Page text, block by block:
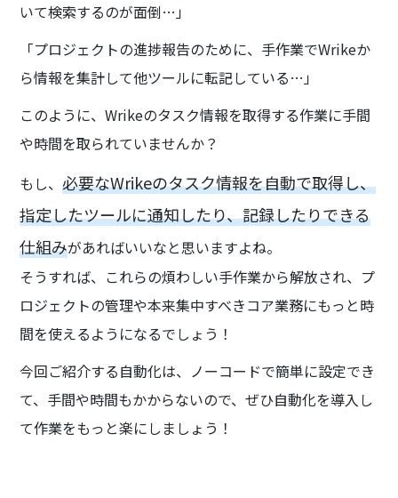
いて検索するのが面倒…」
「プロジェクトの進捗報告のために、手作業でWrikeか
ら情報を集計して他ツールに転記している…」
このように、Wrikeのタスク情報を取得する作業に手間
や時間を取られていませんか？
もし、必要なWrikeのタスク情報を自動で取得し、
指定したツールに通知したり、記録したりできる
仕組みがあればいいなと思いますよね。
そうすれば、これらの煩わしい手作業から解放され、プ
ロジェクトの管理や本来集中すべきコア業務にもっと時
間を使えるようになるでしょう！
今回ご紹介する自動化は、ノーコードで簡単に設定でき
て、手間や時間もかからないので、ぜひ自動化を導入し
て作業をもっと楽にしましょう！